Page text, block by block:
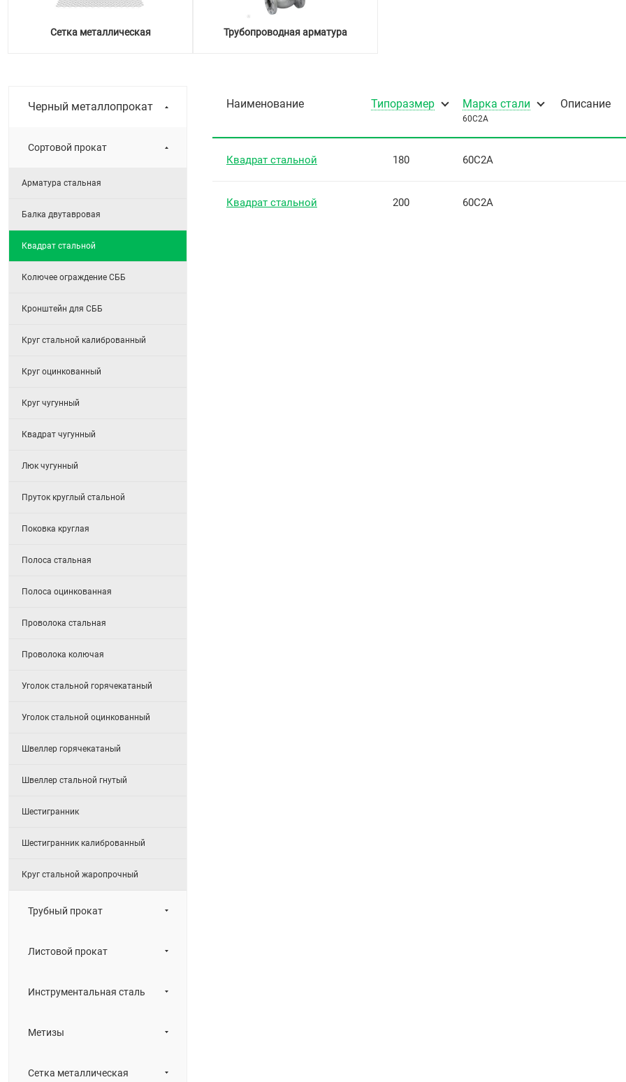
Сетка металлическая Трубопроводная арматура
Черный металлопрокат
Сортовой прокат
Арматура стальная
Балка двутавровая
Квадрат стальной
Колючее ограждение СББ
Кронштейн для СББ
Круг стальной калиброванный
Круг оцинкованный
Круг чугунный
Квадрат чугунный
Люк чугунный
Пруток круглый стальной
Поковка круглая
Полоса стальная
Полоса оцинкованная
Проволока стальная
Проволока колючая
Уголок стальной горячекатаный
Уголок стальной оцинкованный
Швеллер горячекатаный
Швеллер стальной гнутый
Шестигранник
Шестигранник калиброванный
Круг стальной жаропрочный
Трубный прокат
Листовой прокат
Инструментальная сталь
Метизы
Сетка металлическая
Наименование Типоразмер Марка стали
60С2А
Описание
Квадрат стальной 180 60С2А
Квадрат стальной 200 60С2А